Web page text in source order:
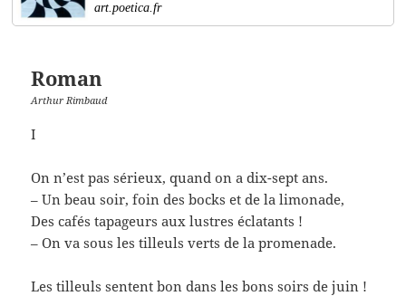
art.poetica.fr
Roman
Arthur Rimbaud
I
On n’est pas sérieux, quand on a dix-sept ans.
– Un beau soir, foin des bocks et de la limonade,
Des cafés tapageurs aux lustres éclatants !
– On va sous les tilleuls verts de la promenade.
Les tilleuls sentent bon dans les bons soirs de juin !